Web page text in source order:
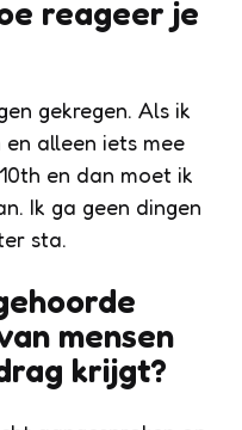
reageer je
gekregen. Als ik
alleen iets mee
en dan moet ik
Ik ga geen dingen
sta.
mensen
krijgt?